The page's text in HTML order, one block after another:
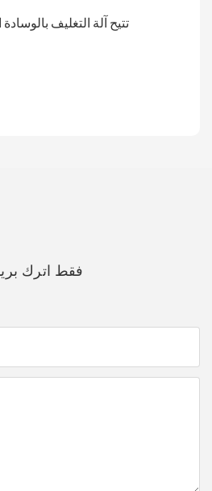
تتيح آلة التغليف
فقط اترك